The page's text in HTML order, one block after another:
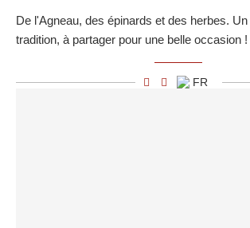
De l'Agneau, des épinards et des herbes.
tradition, à partager pour une belle occasion !
FR